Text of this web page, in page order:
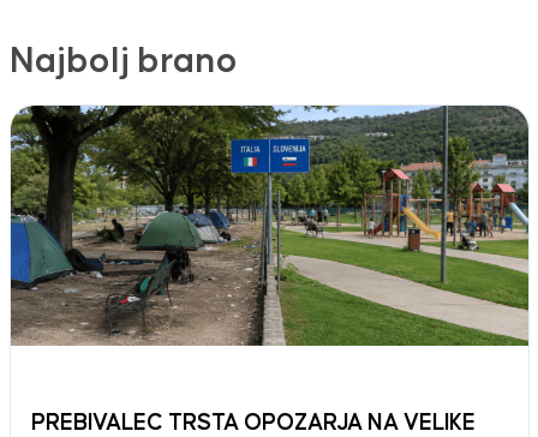
Najbolj brano
PREBIVALEC TRSTA OPOZARJA NA VELIKE